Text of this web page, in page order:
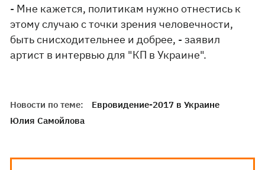
- Мне кажется, политикам нужно отнестись к
этому случаю с точки зрения человечности,
быть снисходительнее и добрее, - заявил
артист в интервью для "КП в Украине".
Новости по теме:
Евровидение-2017 в Украине
Юлия Самойлова